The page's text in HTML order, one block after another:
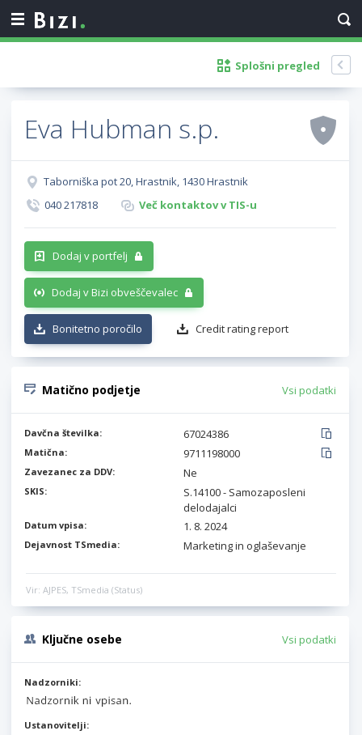
Splošni pregled
Eva Hubman s.p.
Taborniška pot 20, Hrastnik, 1430 Hrastnik
040 217818
Več kontaktov v TIS-u
Dodaj v portfelj
Dodaj v Bizi obveščevalec
Bonitetno poročilo Credit rating report
Matično podjetje Vsi podatki
Davčna številka: 67024386
Matična: 9711198000
Zavezanec za DDV: Ne
SKIS:
S.14100 - Samozaposleni
delodajalci
Datum vpisa: 1. 8. 2024
Dejavnost TSmedia: Marketing in oglaševanje
Vir: AJPES, TSmedia (Status)
Ključne osebe Vsi podatki
Nadzorniki:
Ustanovitelji: